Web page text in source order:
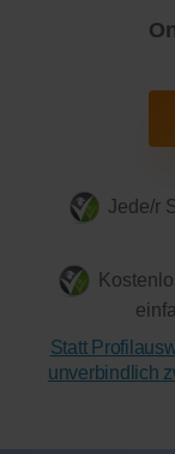
Jede/r
Statt
unverbindlich